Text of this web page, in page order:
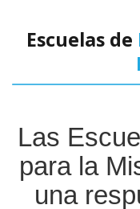
Escuelas de
Las
para la
una